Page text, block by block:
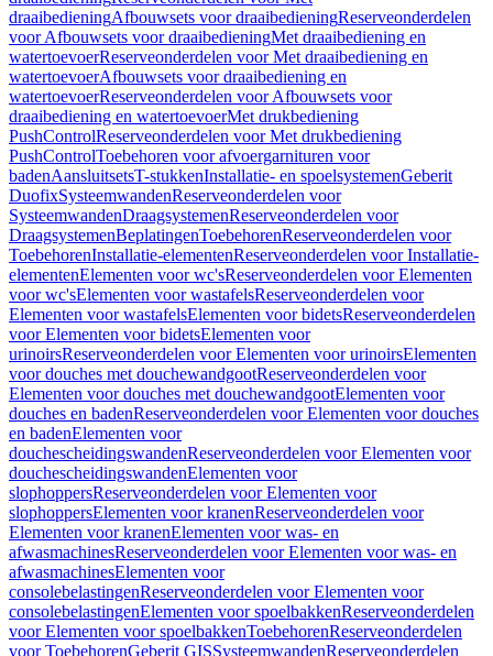
draaibedieningAfbouwsets voor draaibedieningReserveonderdelen
voor Afbouwsets voor draaibedieningMet draaibediening en
watertoevoerReserveonderdelen voor Met draaibediening en
watertoevoerAfbouwsets voor draaibediening en
watertoevoerReserveonderdelen voor Afbouwsets voor
draaibediening en watertoevoerMet drukbediening
PushControlReserveonderdelen voor Met drukbediening
PushControlToebehoren voor afvoergarnituren voor
badenAansluitsetsT-stukkenInstallatie- en spoelsystemenGeberit
DuofixSysteemwandenReserveonderdelen voor
SysteemwandenDraagsystemenReserveonderdelen voor
DraagsystemenBeplatingenToebehorenReserveonderdelen voor
ToebehorenInstallatie-elementenReserveonderdelen voor Installatie-
elementenElementen voor wc'sReserveonderdelen voor Elementen
voor wc'sElementen voor wastafelsReserveonderdelen voor
Elementen voor wastafelsElementen voor bidetsReserveonderdelen
voor Elementen voor bidetsElementen voor
urinoirsReserveonderdelen voor Elementen voor urinoirsElementen
voor douches met douchewandgootReserveonderdelen voor
Elementen voor douches met douchewandgootElementen voor
douches en badenReserveonderdelen voor Elementen voor douches
en badenElementen voor
douchescheidingswandenReserveonderdelen voor Elementen voor
douchescheidingswandenElementen voor
slophoppersReserveonderdelen voor Elementen voor
slophoppersElementen voor kranenReserveonderdelen voor
Elementen voor kranenElementen voor was- en
afwasmachinesReserveonderdelen voor Elementen voor was- en
afwasmachinesElementen voor
consolebelastingenReserveonderdelen voor Elementen voor
consolebelastingenElementen voor spoelbakkenReserveonderdelen
voor Elementen voor spoelbakkenToebehorenReserveonderdelen
voor ToebehorenGeberit GISSysteemwandenReserveonderdelen